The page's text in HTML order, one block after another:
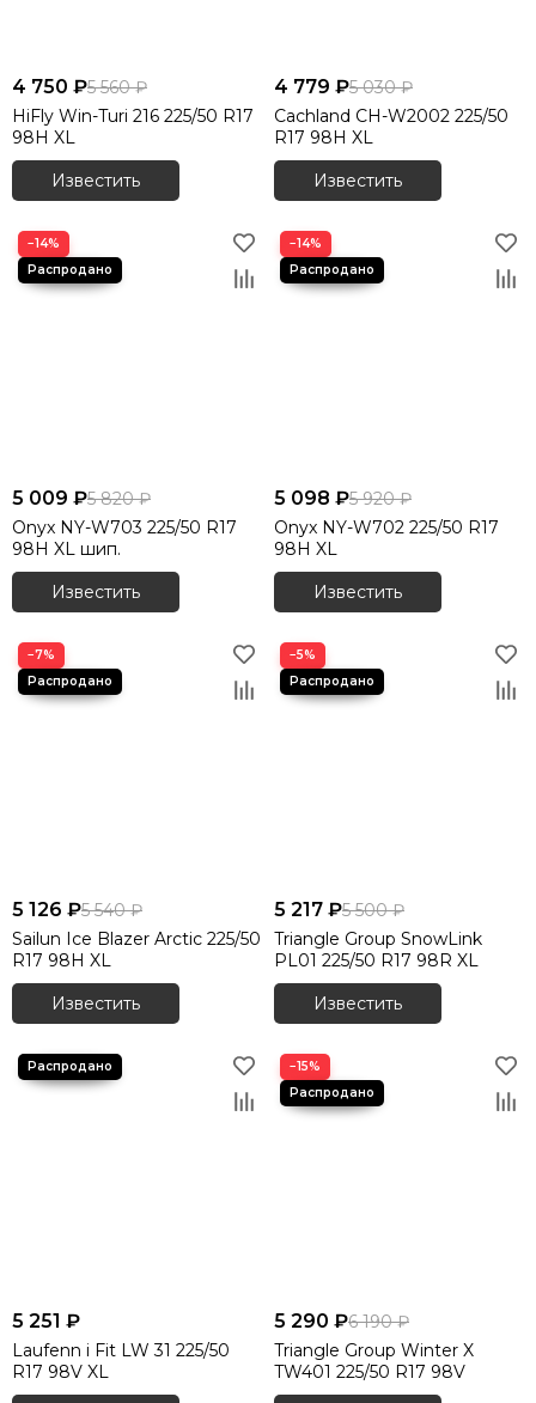
Выберите нужную модель в каталоге ниже, оформите
заказ через сайт — и получите зимнюю китайскую резину
225/50 R17 с гарантией, доставкой и лучшими ценами от
«Главшинтрест».
4 750 ₽5 560 ₽
HiFly Win-Turi 216 225/50 R17
98H XL
Известить
4 779 ₽5 030 ₽
Cachland CH-W2002 225/50
R17 98H XL
Известить
−14%
5 009 ₽5 820 ₽
Onyx NY-W703 225/50 R17
98H XL шип.
Известить
−14%
5 098 ₽5 920 ₽
Onyx NY-W702 225/50 R17
98H XL
Известить
−7%
5 126 ₽5 540 ₽
Sailun Ice Blazer Arctic 225/50
R17 98H XL
Известить
−5%
5 217 ₽5 500 ₽
Triangle Group SnowLink
PL01 225/50 R17 98R XL
Известить
5 251 ₽
Laufenn i Fit LW 31 225/50
R17 98V XL
−15%
5 290 ₽6 190 ₽
Triangle Group Winter X
TW401 225/50 R17 98V